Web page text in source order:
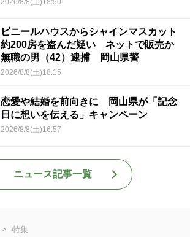
2026/8/8(土)18:50
ビニールハウスからシャインマスカット
約200房を盗んだ疑い ネットで販売か
無職の男（42）逮捕 岡山県警
2026/8/8(土)18:15
恋愛や結婚を前向きに 岡山県が「記念
日に想いを伝える」キャンペーン
2026/8/8(土)16:57
ニュース記事一覧
特集